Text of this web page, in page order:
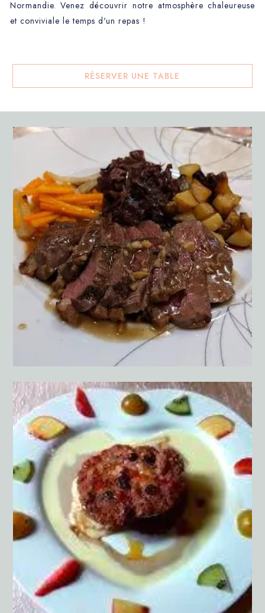
Normandie. Venez découvrir notre atmosphère chaleureuse
et conviviale le temps d'un repas !
RÉSERVER UNE TABLE